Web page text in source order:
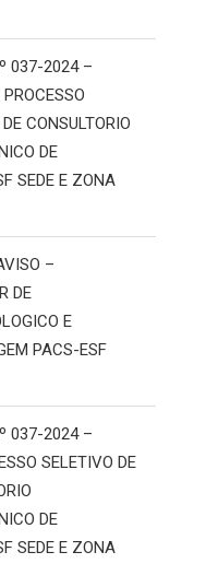
037-2024 –
CONSULTORIO
DE
SEDE E ZONA
–
DE
E
PACS-ESF
037-2024 –
SELETIVO DE
DE
SEDE E ZONA